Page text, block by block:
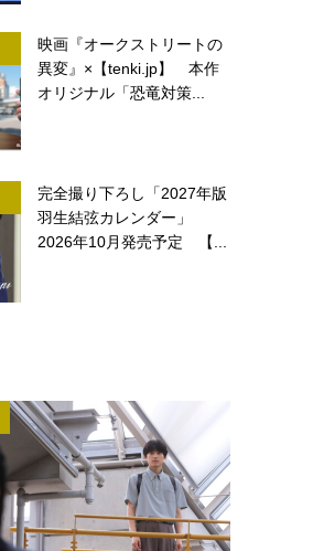
映画『オークストリートの
異変』×【tenki.jp】 本作
オリジナル「恐竜対策...
完全撮り下ろし「2027年版
羽生結弦カレンダー」
2026年10月発売予定 【...